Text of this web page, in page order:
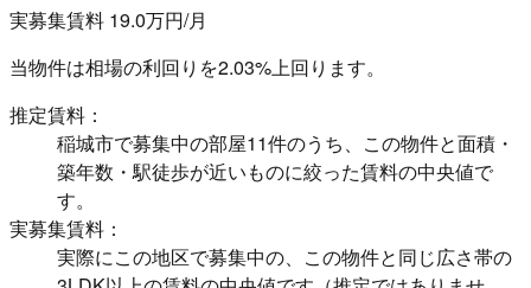
実募集賃料 19.0万円/月
当物件は相場の利回りを2.03%上回ります。
推定賃料：
稲城市で募集中の部屋11件のうち、この物件と面積・
築年数・駅徒歩が近いものに絞った賃料の中央値で
す。
実募集賃料：
実際にこの地区で募集中の、この物件と同じ広さ帯の